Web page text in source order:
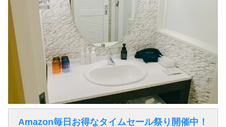
Amazon毎日お得なタイムセール祭り開催中！